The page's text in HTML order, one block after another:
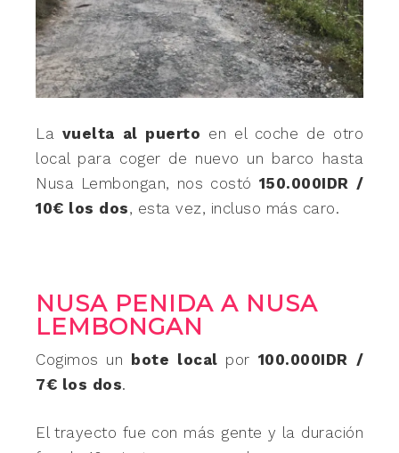
La vuelta al puerto en el coche de otro
local para coger de nuevo un barco hasta
Nusa Lembongan, nos costó 150.000IDR /
10€ los dos, esta vez, incluso más caro.
NUSA PENIDA A NUSA
LEMBONGAN
Cogimos un bote local por 100.000IDR /
7€ los dos.
El trayecto fue con más gente y la duración